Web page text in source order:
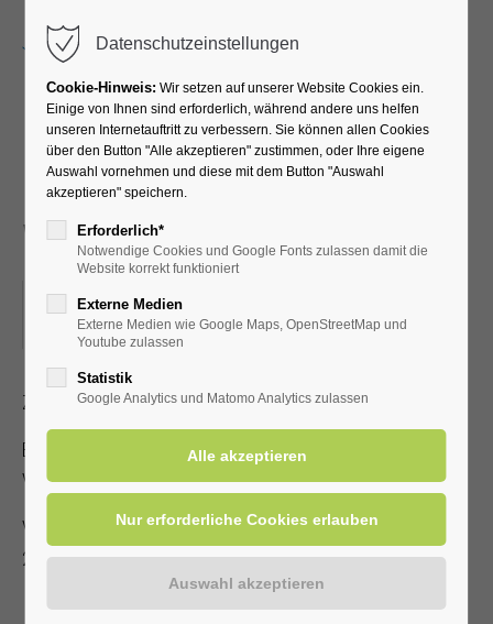
"Ein bunter
Melodienreigen" mit
Wolfgang Holz
02.11.2025, 15:00
ORT: KURHALLE
Zutritt mit gültiger Kur- /Einwohnerkarte
Es steht nur eine begrenzte Anzahl an Sitzplätzen zur
Verfügung!
Veranstalter: Kurverwaltung Bad Westernkotten, Telefon: 0
29 43 . 976 58 10
Datenschutzeinstellungen
Cookie-Hinweis: Wir setzen auf unserer Website Cookies ein.
Einige von Ihnen sind erforderlich, während andere uns helfen
unseren Internetauftritt zu verbessern. Sie können allen Cookies
über den Button "Alle akzeptieren" zustimmen, oder Ihre eigene
Auswahl vornehmen und diese mit dem Button "Auswahl
akzeptieren" speichern.
Erforderlich*
Notwendige Cookies und Google Fonts zulassen damit die
Website korrekt funktioniert
Externe Medien
Externe Medien wie Google Maps, OpenStreetMap und
Youtube zulassen
Statistik
Google Analytics und Matomo Analytics zulassen